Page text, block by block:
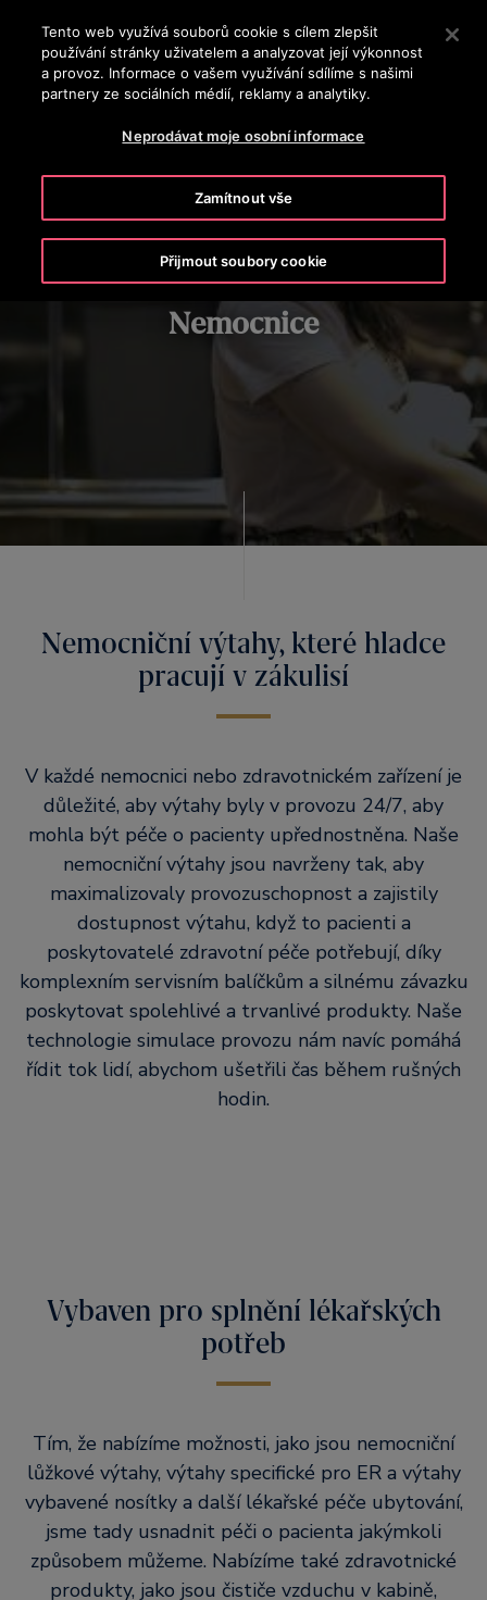
Stisknutím klávesy Enter přeskočíte na hlavní obsah
VYHLEDÁVÁNÍ
Nemocnice
Nemocniční výtahy, které hladce
pracují v zákulisí
V každé nemocnici nebo zdravotnickém zařízení je
důležité, aby výtahy byly v provozu 24/7, aby
mohla být péče o pacienty upřednostněna. Naše
nemocniční výtahy jsou navrženy tak, aby
maximalizovaly provozuschopnost a zajistily
dostupnost výtahu, když to pacienti a
poskytovatelé zdravotní péče potřebují, díky
komplexním servisním balíčkům a silnému závazku
poskytovat spolehlivé a trvanlivé produkty. Naše
technologie simulace provozu nám navíc pomáhá
řídit tok lidí, abychom ušetřili čas během rušných
hodin.
Vybaven pro splnění lékařských
potřeb
Tím, že nabízíme možnosti, jako jsou nemocniční
lůžkové výtahy, výtahy specifické pro ER a výtahy
vybavené nosítky a další lékařské péče ubytování,
jsme tady usnadnit péči o pacienta jakýmkoli
způsobem můžeme. Nabízíme také zdravotnické
produkty, jako jsou čističe vzduchu v kabině,
Tento web využívá souborů cookie s cílem zlepšit
používání stránky uživatelem a analyzovat její výkonnost
a provoz. Informace o vašem využívání sdílíme s našimi
partnery ze sociálních médií, reklamy a analytiky.
Neprodávat moje osobní informace
Zamítnout vše
Přijmout soubory cookie